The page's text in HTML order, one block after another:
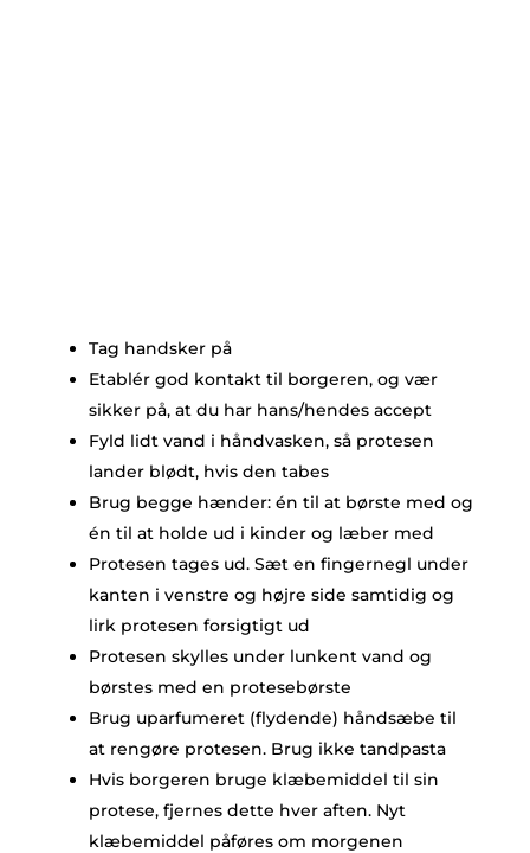
Tag handsker på
Etablér god kontakt til borgeren, og vær
sikker på, at du har hans/hendes accept
Fyld lidt vand i håndvasken, så protesen
lander blødt, hvis den tabes
Brug begge hænder: én til at børste med og
én til at holde ud i kinder og læber med
Protesen tages ud. Sæt en fingernegl under
kanten i venstre og højre side samtidig og
lirk protesen forsigtigt ud
Protesen skylles under lunkent vand og
børstes med en protesebørste
Brug uparfumeret (flydende) håndsæbe til
at rengøre protesen. Brug ikke tandpasta
Hvis borgeren bruge klæbemiddel til sin
protese, fjernes dette hver aften. Nyt
klæbemiddel påføres om morgenen